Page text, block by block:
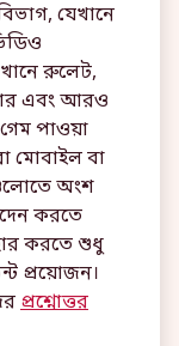
যেখানে
রুলেট,
এবং আরও
পাওয়া
মোবাইল বা
অংশ
করতে
করতে শুধু
প্রয়োজন।
প্রশ্নোত্তর